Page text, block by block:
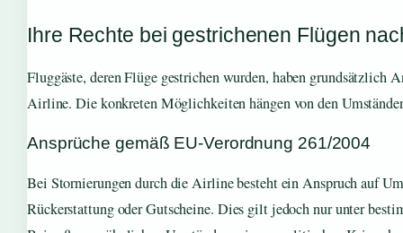
Ihre Rechte bei gestrichenen Flügen
Fluggäste, deren Flüge gestrichen wurden, haben grundsätzlich
Airline. Die konkreten Möglichkeiten hängen von den
Ansprüche gemäß EU-Verordnung 261/2004
Bei Stornierungen durch die Airline besteht ein Anspruch auf
Rückerstattung oder Gutscheine. Dies gilt jedoch nur unter